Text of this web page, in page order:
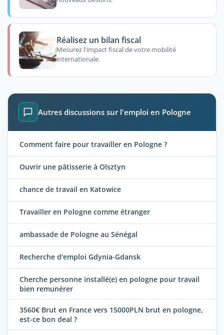
Réalisez un bilan fiscal
Mesurez l'impact fiscal de votre mobilité
internationale.
Autres discussions sur l'emploi en Pologne
Comment faire pour travailler en Pologne ?
Ouvrir une pâtisserie à Olsztyn
chance de travail en Katowice
Travailler en Pologne comme étranger
ambassade de Pologne au Sénégal
Recherche d'emploi Gdynia-Gdansk
Cherche personne installé(e) en pologne pour travail
bien remunérer
3560€ Brut en France vers 15000PLN brut en pologne,
est-ce bon deal ?